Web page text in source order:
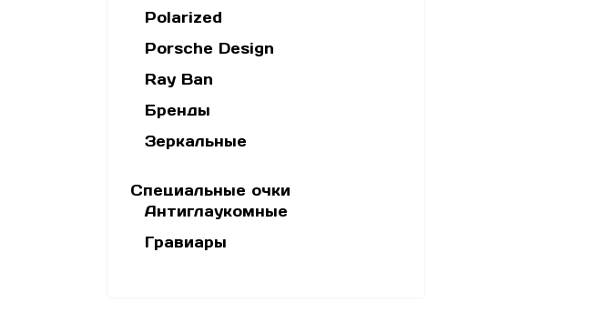
Polarized
Porsche Design
Ray Ban
Бренды
Зеркальные
Специальные очки
Антиглаукомные
Гравиары